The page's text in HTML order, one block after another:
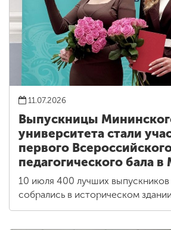
11.07.2026
Выпускницы
университета стали
первого
педагогического бала в
10 июля 400 лучших выпускников
собрались в историческом